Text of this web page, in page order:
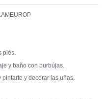
piés.
y baño con burbújas.
y decorar las uñas.